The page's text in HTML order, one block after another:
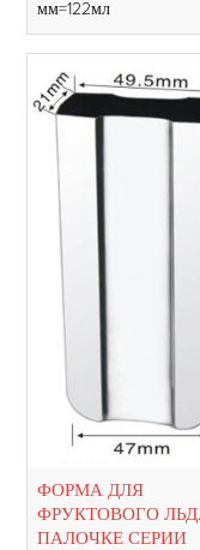
мм=122мл
ФОРМА ДЛЯ
ФРУКТОВОГО
ПАЛОЧКЕ СЕРИИ